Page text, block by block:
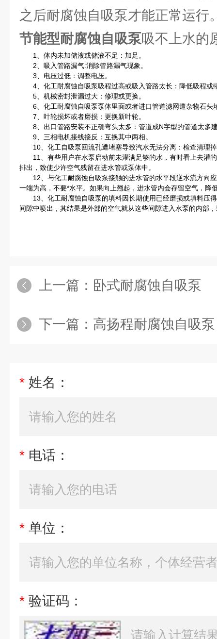
之后耐腐蚀自吸泵才能正常运行
节能型耐腐蚀自吸泵吸不上水的
1、体内未加储液或储液不足：加足。
2、吸入管路漏气:消除管路漏气现象。
3、电压过低：调整电压。
4、化工耐腐蚀自吸泵吸程过高或吸入管路太长：降低吸程或
5、机械密封泄漏过大：修理或更换。
6、化工耐腐蚀自吸泵泵体里面或者进口管道滤网遭杂物石头
7、叶轮损坏或者磨损：更换新叶轮。
8、出口管路安装不正确弯头太多：管道成N字型的管道太多
9、三相电机接线接反：互换其中两相。
10、化工自吸泵回流孔遭堵塞导致汽水无法分离：检查清理
11、有些用户在水泵启动前未灌满足够的水，有时看上去灌
排出，致使少许空气残留在进水管或泵体中。
12、与化工耐腐蚀自吸泵接触的进水管的水平段逆水流方向
一端为高，不要*水平。如果向上翘起，进水管内会存留空气，降
13、化工耐腐蚀自吸泵的填料因长期使用已经磨损或填料压
间隙中喷出，其结果是外部的空气就从这些间隙进入水泵的内部
上一篇： 卧式耐腐蚀自吸泵
下一篇： 高扬程耐腐蚀自吸泵
* 姓名：
* 电话：
* 单位：
* 验证码：